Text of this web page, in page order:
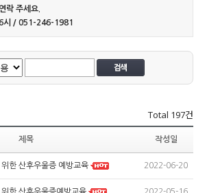
락 주세요.
시 / 051-246-1981
Total 197건
제목 작성일
한 산후우울증 예방교육 2022-06-20
2022-05-16